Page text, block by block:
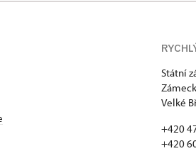
Státní
Velké
+420
+420